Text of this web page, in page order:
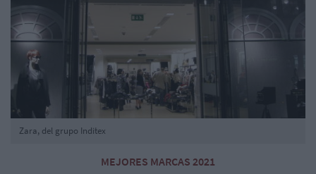
MEJORES MARCAS 2021
Zara, del grupo Inditex